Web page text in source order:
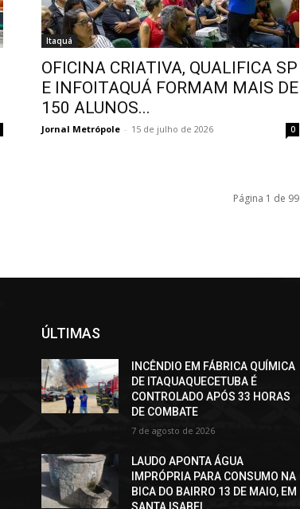
Itaquá
OFICINA CRIATIVA, QUALIFICA SP
E INFOITAQUÁ FORMAM MAIS DE
150 ALUNOS...
Jornal Metrópole - 15 de julho de 2026 0
Página 1 de 99
ÚLTIMAS
INCÊNDIO EM FÁBRICA QUÍMICA
DE ITAQUAQUECETUBA É
CONTROLADO APÓS 33 HORAS
DE COMBATE
7 de agosto de 2026
LAUDO APONTA ÁGUA
IMPRÓPRIA PARA CONSUMO NA
BICA DO BAIRRO 13 DE MAIO, EM
SANTA ISABEL